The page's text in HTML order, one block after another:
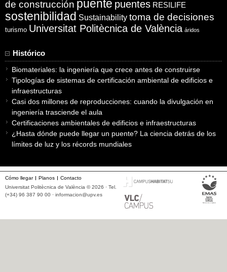
de construcción puente puentes RESILIFE
sostenibilidad Sustainability toma de decisiones
turismo Universitat Politècnica de València áridos
Histórico
Biomateriales: la ingeniería que crece antes de construirse
Tipologías de sistemas de certificación ambiental de edificios e
infraestructuras
Casi dos millones de reproducciones: cuando la divulgación en
ingeniería trasciende el aula
Certificaciones ambientales de edificios e infraestructuras
¿Hasta dónde puede llegar un puente? La ciencia detrás de los
límites de luz y los récords mundiales
Cómo llegar Planos
Contacto
Universitat Politècnica de València © 2026 · Tel.
(+34) 96 387 90 00 · informacion@upv.es